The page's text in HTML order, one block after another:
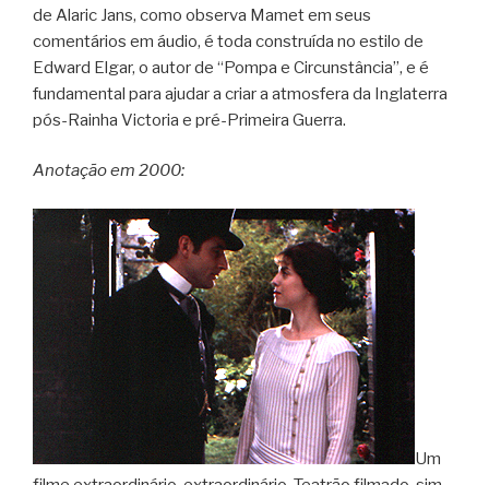
de Alaric Jans, como observa Mamet em seus
comentários em áudio, é toda construída no estilo de
Edward Elgar, o autor de “Pompa e Circunstância”, e é
fundamental para ajudar a criar a atmosfera da Inglaterra
pós-Rainha Victoria e pré-Primeira Guerra.
Anotação em 2000:
Um